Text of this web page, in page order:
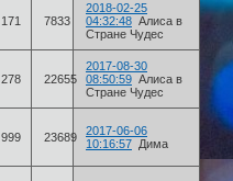
171 7833
2018-02-25
04:32:48 Алиса в
Стране Чудес
278 22655
2017-08-30
08:50:59 Алиса в
Стране Чудес
999 23689
2017-06-06
10:16:57 Дима